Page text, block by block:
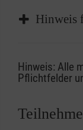
Hinweis
Sofern
Ihrer
Hinweis: Alle
Pflichtfelder